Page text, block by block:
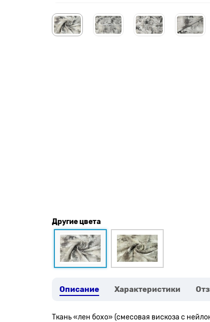
Другие цвета
Описание Характеристики
Ткань «лен бохо» (смесовая вискоза с